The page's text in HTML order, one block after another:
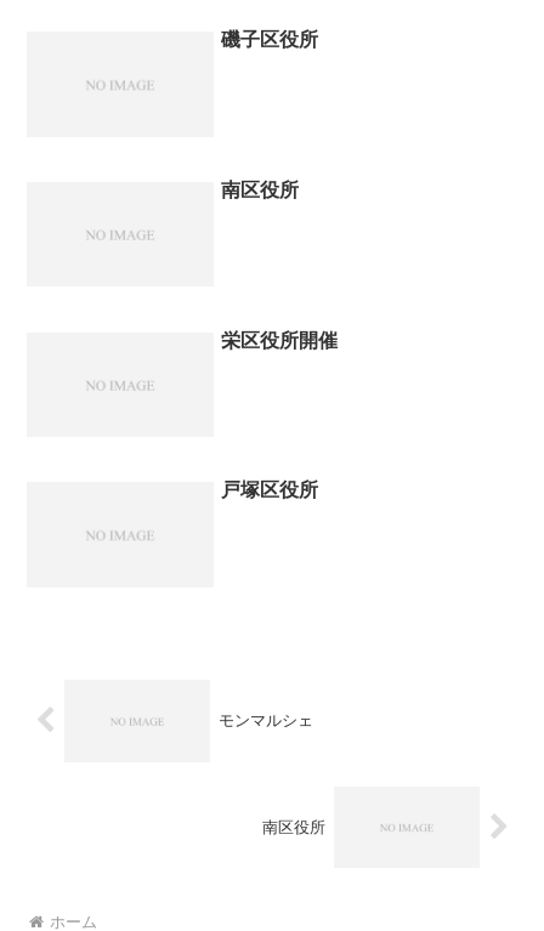
磯子区役所
南区役所
栄区役所開催
戸塚区役所
モンマルシェ
南区役所
ホーム